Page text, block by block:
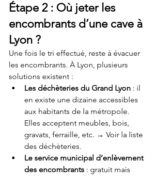
Étape 2 : Où jeter les
encombrants d’une cave à
Lyon ?
Une fois le tri effectué, reste à évacuer
les encombrants. À Lyon, plusieurs
solutions existent :
Les déchèteries du Grand Lyon : il
en existe une dizaine accessibles
aux habitants de la métropole.
Elles acceptent meubles, bois,
gravats, ferraille, etc. → Voir la liste
des déchèteries.
Le service municipal d’enlèvement
des encombrants : gratuit mais